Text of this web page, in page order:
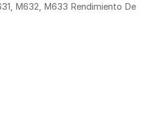
M632, M633 Rendimiento De